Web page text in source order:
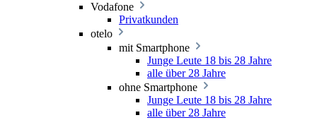
Vodafone
Privatkunden
otelo
mit Smartphone
Junge Leute 18 bis 28 Jahre
alle über 28 Jahre
ohne Smartphone
Junge Leute 18 bis 28 Jahre
alle über 28 Jahre